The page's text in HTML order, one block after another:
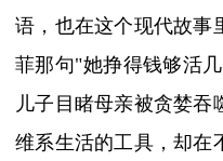
语， 也在这个现代故事
菲那句"她挣得钱够活
儿子目睹母亲被贪婪吞
维系生活的工具，却在